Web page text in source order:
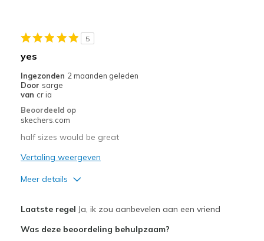
Sizing
Feels true to size
View On Shoes
5
yes
Ingezonden 2 maanden geleden
Door sarge
van cr ia
Beoordeeld op
skechers.com
half sizes would be great
Vertaling weergeven
Meer details
Laatste regel Ja, ik zou aanbevelen aan een vriend
Was deze beoordeling behulpzaam?